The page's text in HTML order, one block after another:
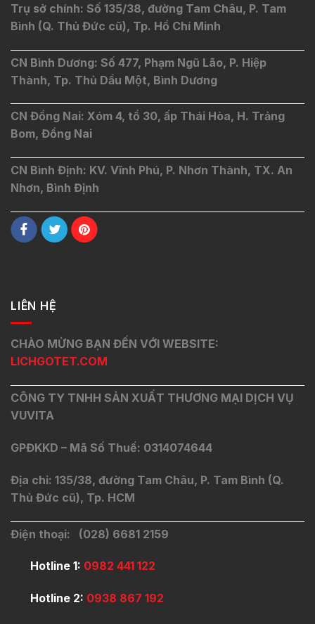
Trụ sở chính: Số 135/38, đường Tam Châu, P. Tam
Bình (Q. Thủ Đức cũ), Tp. Hồ Chí Minh
CN Bình Dương: Số 477, Phạm Ngũ Lão, P. Hiệp
Thành, Tp. Thủ Dầu Một, Bình Dương
CN Đồng Nai: Xóm 4, tổ 30, ấp Thái Hòa, H. Trảng
Bom, Đồng Nai
CN Bình Định: KV. Vĩnh Phú, P. Nhơn Thành, TX. An
Nhơn, Bình Định
LIÊN HỆ
CHÀO MỪNG BẠN ĐẾN VỚI WEBSITE:
LICHGOTET.COM
CÔNG TY TNHH SẢN XUẤT THƯƠNG MẠI DỊCH VỤ
VUVITA
GPĐKKD – Mã Số Thuế: 0314074644
Địa chỉ: 135/38, đường Tam Châu, P. Tam Bình (Q.
Thủ Đức cũ), Tp. HCM
Điện thoại: (028) 6681 2159
Hotline 1: 0982 441 122
Hotline 2: 0938 867 192